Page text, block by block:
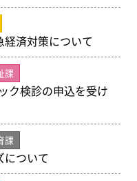
済対策について
課
ク検診の申込を受け
課
について